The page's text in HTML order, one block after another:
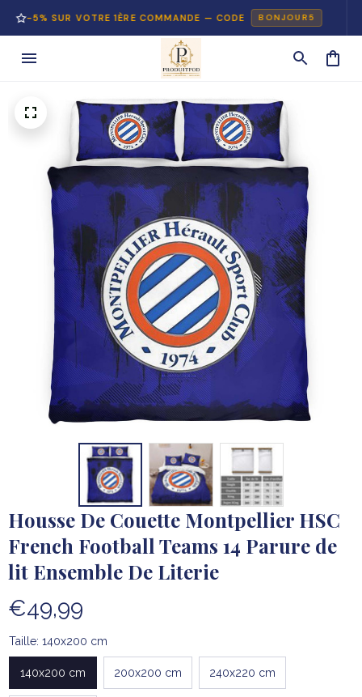
SUR VOTRE 1ÈRE COMMANDE — CODE BONJOUR5
Housse De Couette Montpellier HSC
French Football Teams 14 Parure de
lit Ensemble De Literie
€49,99
Taille: 140x200 cm
140x200 cm 200x200 cm 240x220 cm